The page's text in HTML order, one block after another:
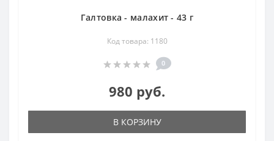
Галтовка - малахит - 43 г
Код товара: 1180
0
980 руб.
В КОРЗИНУ